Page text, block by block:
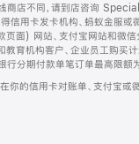
不同，请到店咨询
信用卡发卡机构、蚂蚁金服
面) 网站、支付宝网站和微
教育机构客户、企业员工
行分期付款单笔订单最高限
你的信用卡对账单、支付宝或